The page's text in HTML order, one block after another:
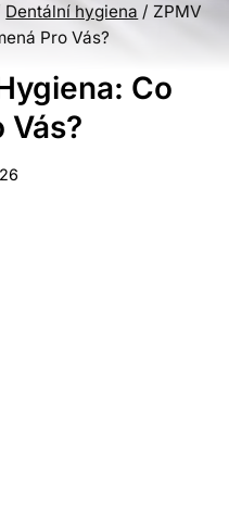
Dentální hygiena / ZPMV
Pro Vás?
Co
Vás?